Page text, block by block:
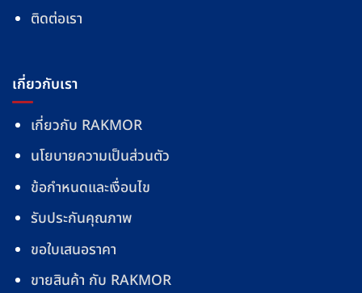
ติดต่อเรา
เกี่ยวกับเรา
เกี่ยวกับ RAKMOR
นโยบายความเป็นส่วนตัว
ข้อกำหนดและเงื่อนไข
รับประกันคุณภาพ
ขอใบเสนอราคา
ขายสินค้า กับ RAKMOR